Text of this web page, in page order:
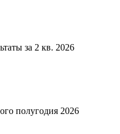
за 2 кв. 2026
полугодия 2026